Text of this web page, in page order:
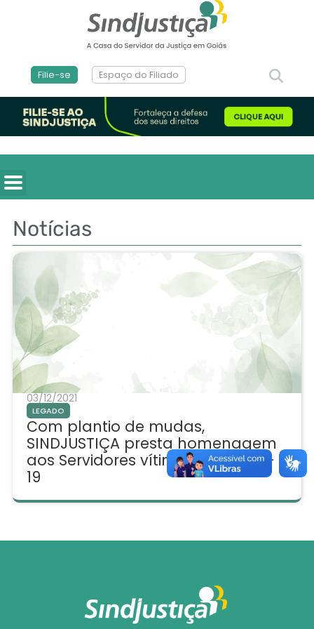
Filie-se Espaço do Filiado
Notícias
03/12/2021
LEGADO
Com plantio de mudas,
SINDJUSTIÇA presta homenagem
aos Servidores vítimas da Covid-
19